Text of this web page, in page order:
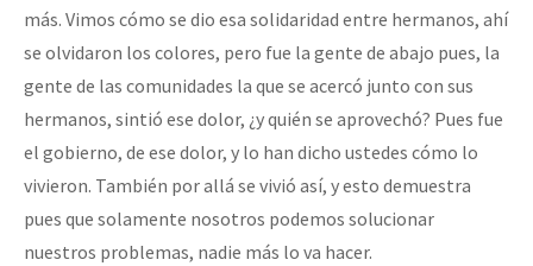
más. Vimos cómo se dio esa solidaridad entre hermanos, ahí
se olvidaron los colores, pero fue la gente de abajo pues, la
gente de las comunidades la que se acercó junto con sus
hermanos, sintió ese dolor, ¿y quién se aprovechó? Pues fue
el gobierno, de ese dolor, y lo han dicho ustedes cómo lo
vivieron. También por allá se vivió así, y esto demuestra
pues que solamente nosotros podemos solucionar
nuestros problemas, nadie más lo va hacer.